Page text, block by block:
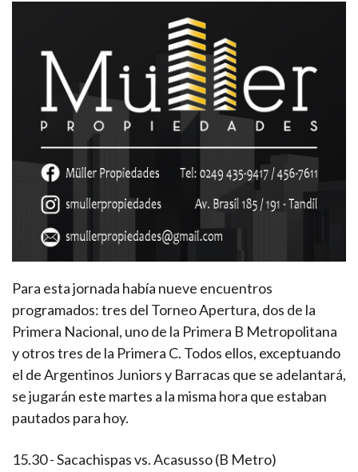
Para esta jornada había nueve encuentros
programados: tres del Torneo Apertura, dos de la
Primera Nacional, uno de la Primera B Metropolitana
y otros tres de la Primera C. Todos ellos, exceptuando
el de Argentinos Juniors y Barracas que se adelantará,
se jugarán este martes a la misma hora que estaban
pautados para hoy.
15.30 - Sacachispas vs. Acasusso (B Metro)